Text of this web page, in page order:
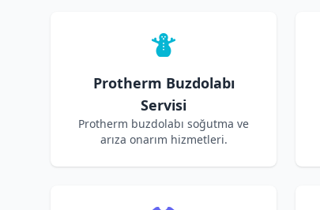
Protherm Buzdolabı
Servisi
Protherm buzdolabı soğutma ve
arıza onarım hizmetleri.